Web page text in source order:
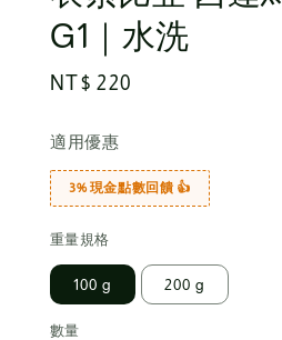
G1｜水洗
Regular
NT$ 220
適用優惠
3% 現金點數回饋 👍
重量規格
100 g 200 g
數量